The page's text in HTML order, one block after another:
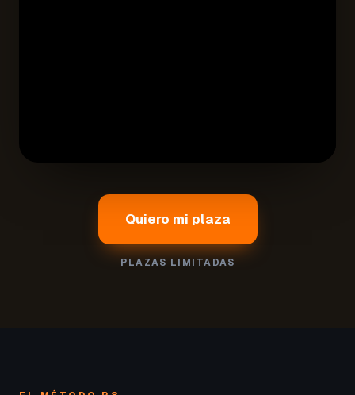
Quiero mi plaza
PLAZAS LIMITADAS